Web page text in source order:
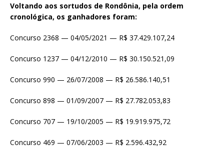
Voltando aos sortudos de Rondônia, pela ordem
cronológica, os ganhadores foram:
Concurso 2368 — 04/05/2021 — R$ 37.429.107,24
Concurso 1237 — 04/12/2010 — R$ 30.150.521,09
Concurso 990 — 26/07/2008 — R$ 26.586.140,51
Concurso 898 — 01/09/2007 — R$ 27.782.053,83
Concurso 707 — 19/10/2005 — R$ 19.919.975,72
Concurso 469 — 07/06/2003 — R$ 2.596.432,92